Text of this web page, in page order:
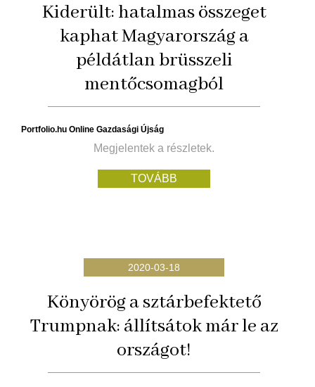
Kiderült: hatalmas összeget
kaphat Magyarország a
példátlan brüsszeli
mentőcsomagból
Portfolio.hu Online Gazdasági Újság
Megjelentek a részletek.
TOVÁBB
2020-03-18
Könyörög a sztárbefektető
Trumpnak: állítsátok már le az
országot!